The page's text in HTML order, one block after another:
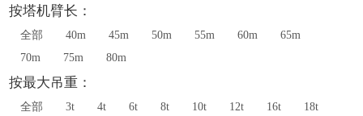
按塔机臂长：
全部 40m 45m 50m 55m 60m
65m
70m
75m 80m
按最大吊重：
全部 3t 4t 6t 8t 10t 12t 16t
18t